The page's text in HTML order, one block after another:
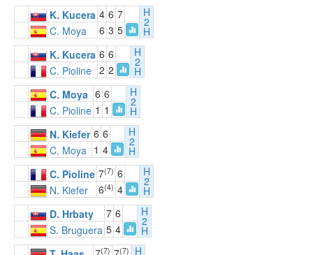
K. Kucera 4 6 7 H
2
H
C. Moya 6 3 5
K. Kucera 6 6 H
2
H
C. Pioline 2 2
C. Moya 6 6 H
2
H
C. Pioline 1 1
N. Kiefer 6 6 H
2
H
C. Moya 1 4
C. Pioline 7(7) 6 H
2
H
N. Kiefer 6(4) 4
D. Hrbaty
7 6 H
2
H
S. Bruguera 5 4
(7) (7) H